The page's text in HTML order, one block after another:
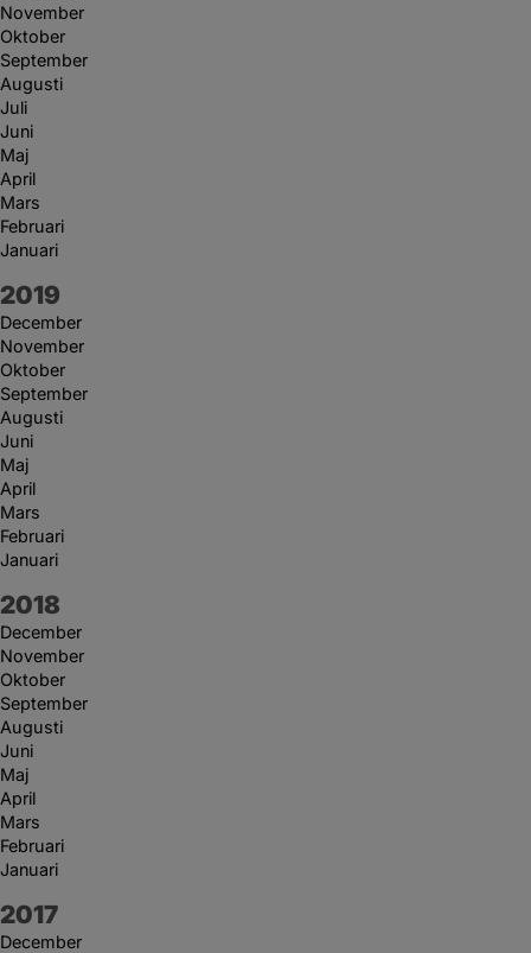
November
Oktober
September
Augusti
Juli
Juni
Maj
April
Mars
Februari
Januari
År:
2019
December
November
Oktober
September
Augusti
Juni
Maj
April
Mars
Februari
Januari
År:
2018
December
November
Oktober
September
Augusti
Juni
Maj
April
Mars
Februari
Januari
År:
2017
December